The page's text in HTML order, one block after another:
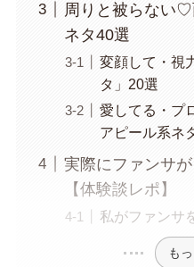
周りと被らない
ネタ40選
変顔して・視
タ」20選
愛してる・プ
アピール系ネ
実際にファンサ
【体験談レポ】
私がファンサ
も